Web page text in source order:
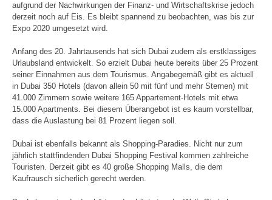
aufgrund der Nachwirkungen der Finanz- und Wirtschaftskrise jedoch
derzeit noch auf Eis. Es bleibt spannend zu beobachten, was bis zur
Expo 2020 umgesetzt wird.
Anfang des 20. Jahrtausends hat sich Dubai zudem als erstklassiges
Urlaubsland entwickelt. So erzielt Dubai heute bereits über 25 Prozent
seiner Einnahmen aus dem Tourismus. Angabegemäß gibt es aktuell
in Dubai 350 Hotels (davon allein 50 mit fünf und mehr Sternen) mit
41.000 Zimmern sowie weitere 165 Appartement-Hotels mit etwa
15.000 Apartments. Bei diesem Überangebot ist es kaum vorstellbar,
dass die Auslastung bei 81 Prozent liegen soll.
Dubai ist ebenfalls bekannt als Shopping-Paradies. Nicht nur zum
jährlich stattfindenden Dubai Shopping Festival kommen zahlreiche
Touristen. Derzeit gibt es 40 große Shopping Malls, die dem
Kaufrausch sicherlich gerecht werden.